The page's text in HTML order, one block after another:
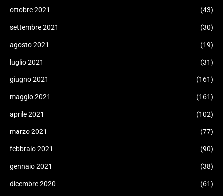
ottobre 2021 (43)
settembre 2021 (30)
agosto 2021 (19)
luglio 2021 (31)
giugno 2021 (161)
maggio 2021 (161)
aprile 2021 (102)
marzo 2021 (77)
febbraio 2021 (90)
gennaio 2021 (38)
dicembre 2020 (61)